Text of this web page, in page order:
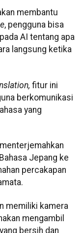
membantu
, pengguna bisa
AI tentang apa
langsung ketika
fitur ini
berkomunikasi
yang
Jepang ke
percakapan
memiliki kamera
mengambil
bersih dan